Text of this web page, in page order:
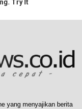
Try It
yang menyajikan berita